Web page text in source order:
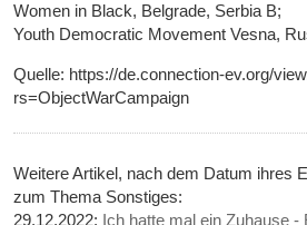
Women in Black, Belgrade, Serbia B;
Youth Democratic Movement Vesna,
Quelle: https://de.connection-ev.org/
rs=ObjectWarCampaign
Weitere Artikel, nach dem Datum ihres
zum Thema Sonstiges:
29.12.2022: Ich hatte mal ein Zuhause -